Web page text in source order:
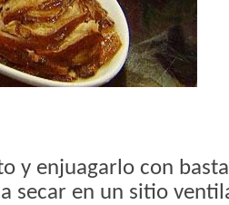
y enjuagarlo con
secar en un sitio